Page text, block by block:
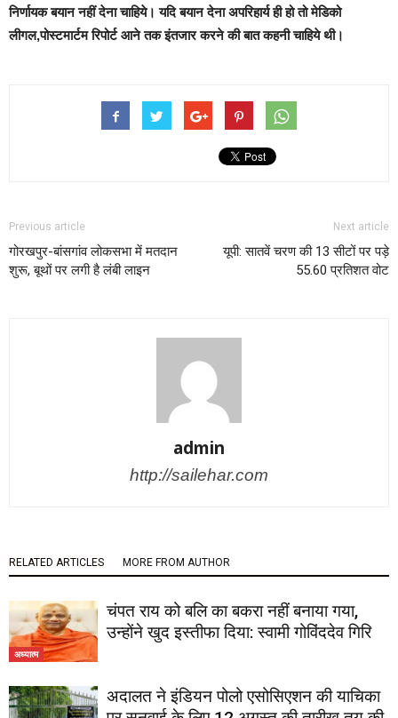
निर्णायक बयान नहीं देना चाहिये। यदि बयान देना अपरिहार्य ही हो तो मेडिको
लीगल,पोस्टमार्टम रिपोर्ट आने तक इंतजार करने की बात कहनी चाहिये थी।
Previous article
गोरखपुर-बांसगांव लोकसभा में मतदान
शुरू, बूथों पर लगी है लंबी लाइन
Next article
यूपी: सातवें चरण की 13 सीटों पर पड़े
55.60 प्रतिशत वोट
admin
http://sailehar.com
RELATED ARTICLES MORE FROM AUTHOR
अध्यात्म
चंपत राय को बलि का बकरा नहीं बनाया गया,
उन्होंने खुद इस्तीफा दिया: स्वामी गोविंददेव गिरि
अदालत ने इंडियन पोलो एसोसिएशन की याचिका